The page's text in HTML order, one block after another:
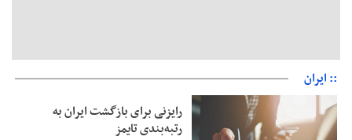
:: ایران
رایزنی برای بازگشت ایران به
رتبه‌بندی تایمز